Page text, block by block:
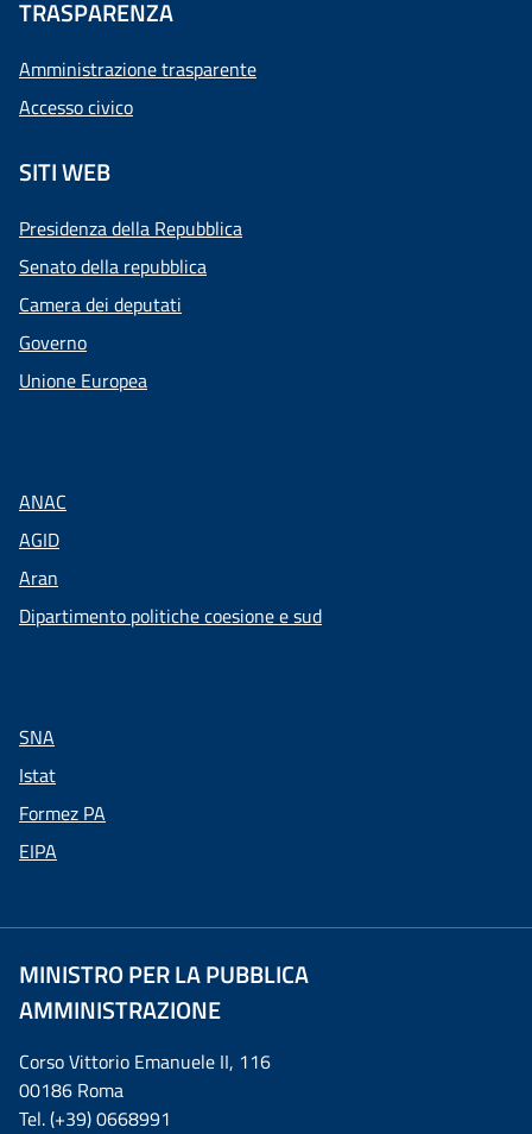
TRASPARENZA
Amministrazione trasparente
Accesso civico
SITI WEB
Presidenza della Repubblica
Senato della repubblica
Camera dei deputati
Governo
Unione Europea
ANAC
AGID
Aran
Dipartimento politiche coesione e sud
SNA
Istat
Formez PA
EIPA
MINISTRO PER LA PUBBLICA
AMMINISTRAZIONE
Corso Vittorio Emanuele II, 116
00186 Roma
Tel. (+39) 0668991